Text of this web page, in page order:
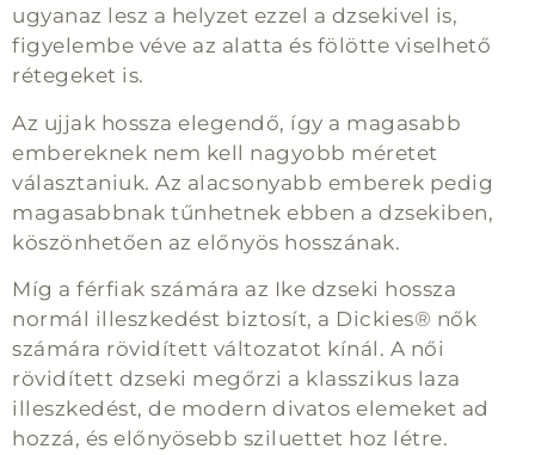
ugyanaz lesz a helyzet ezzel a dzsekivel is,
figyelembe véve az alatta és fölötte viselhető
rétegeket is.
Az ujjak hossza elegendő, így a magasabb
embereknek nem kell nagyobb méretet
választaniuk. Az alacsonyabb emberek pedig
magasabbnak tűnhetnek ebben a dzsekiben,
köszönhetően az előnyös hosszának.
Míg a férfiak számára az Ike dzseki hossza
normál illeszkedést biztosít, a Dickies® nők
számára rövidített változatot kínál. A női
rövidített dzseki megőrzi a klasszikus laza
illeszkedést, de modern divatos elemeket ad
hozzá, és előnyösebb sziluettet hoz létre.